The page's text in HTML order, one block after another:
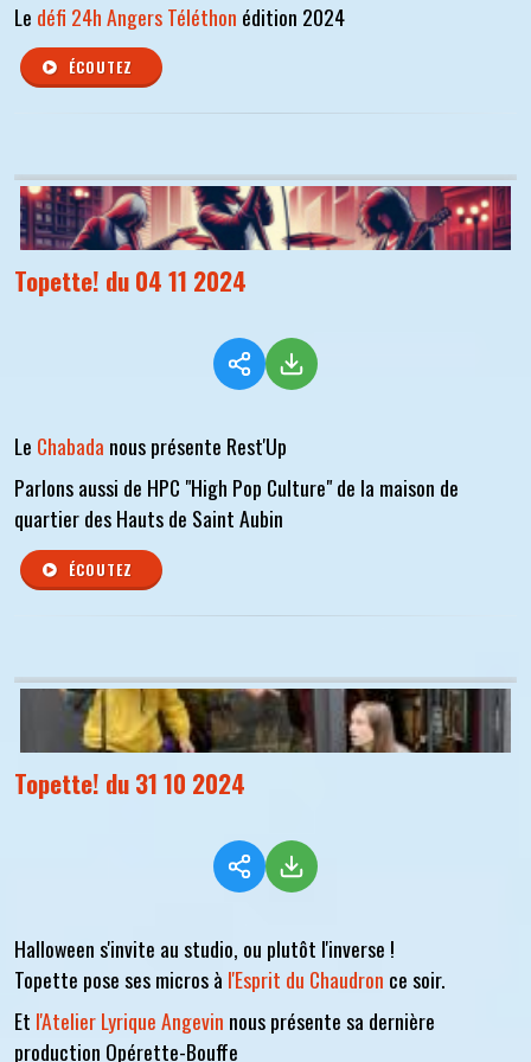
Le défi 24h Angers Téléthon édition 2024
ÉCOUTEZ
Topette! du 04 11 2024
Le Chabada nous présente Rest'Up
Parlons aussi de HPC "High Pop Culture" de la maison de
quartier des Hauts de Saint Aubin
ÉCOUTEZ
Topette! du 31 10 2024
Halloween s'invite au studio, ou plutôt l'inverse !
Topette pose ses micros à l'Esprit du Chaudron ce soir.
Et l'Atelier Lyrique Angevin nous présente sa dernière
production Opérette-Bouffe